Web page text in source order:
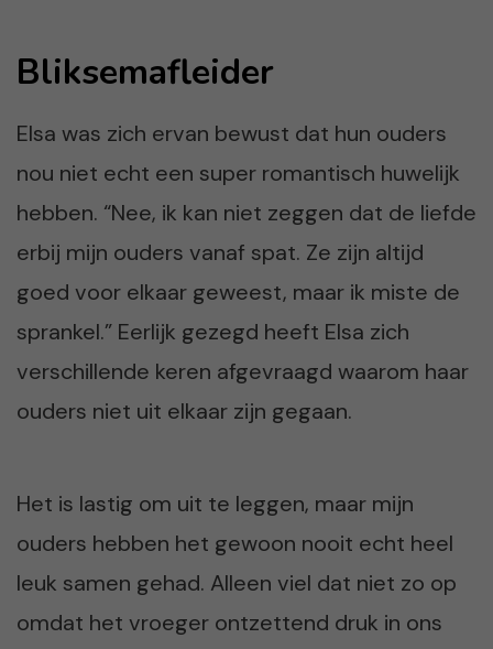
Bliksemafleider
Elsa was zich ervan bewust dat hun ouders
nou niet echt een super romantisch huwelijk
hebben. “Nee, ik kan niet zeggen dat de liefde
erbij mijn ouders vanaf spat. Ze zijn altijd
goed voor elkaar geweest, maar ik miste de
sprankel.” Eerlijk gezegd heeft Elsa zich
verschillende keren afgevraagd waarom haar
ouders niet uit elkaar zijn gegaan.
Het is lastig om uit te leggen, maar mijn
ouders hebben het gewoon nooit echt heel
leuk samen gehad. Alleen viel dat niet zo op
omdat het vroeger ontzettend druk in ons